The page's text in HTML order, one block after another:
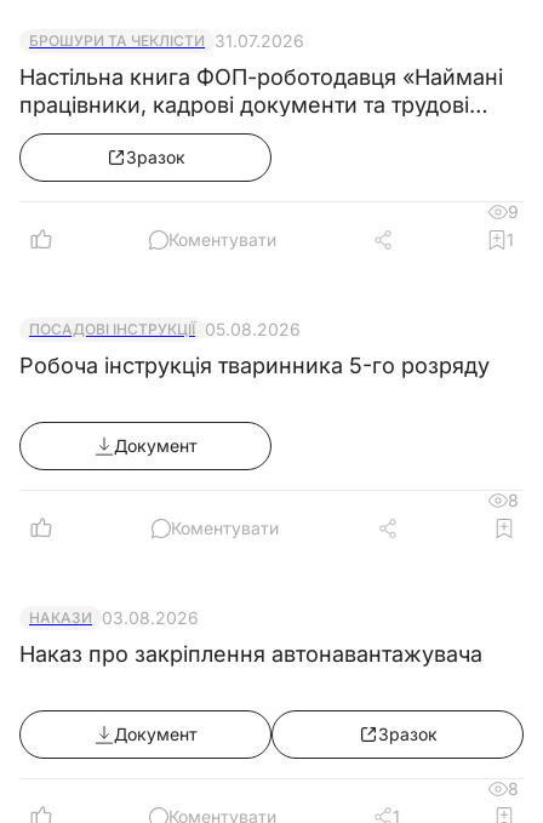
БРОШУРИ ТА ЧЕКЛІСТИ 31.07.2026
Настільна книга ФОП-роботодавця «Наймані
працівники, кадрові документи та трудові
правила»
Зразок
9
Коментувати
1
ПОСАДОВІ ІНСТРУКЦІЇ 05.08.2026
Робоча інструкція тваринника 5-го розряду
Документ
8
Коментувати
НАКАЗИ 03.08.2026
Наказ про закріплення автонавантажувача
Документ Зразок
8
Коментувати
1